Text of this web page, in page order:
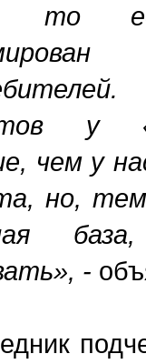
то
у
чем у
но,
-